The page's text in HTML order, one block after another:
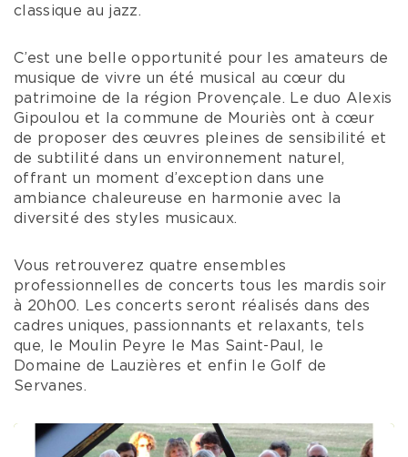
classique au jazz.
C’est une belle opportunité pour les amateurs de
musique de vivre un été musical au cœur du
patrimoine de la région Provençale. Le duo Alexis
Gipoulou et la commune de Mouriès ont à cœur
de proposer des œuvres pleines de sensibilité et
de subtilité dans un environnement naturel,
offrant un moment d’exception dans une
ambiance chaleureuse en harmonie avec la
diversité des styles musicaux.
Vous retrouverez quatre ensembles
professionnelles de concerts tous les mardis soir
à 20h00. Les concerts seront réalisés dans des
cadres uniques, passionnants et relaxants, tels
que, le Moulin Peyre le Mas Saint-Paul, le
Domaine de Lauzières et enfin le Golf de
Servanes.